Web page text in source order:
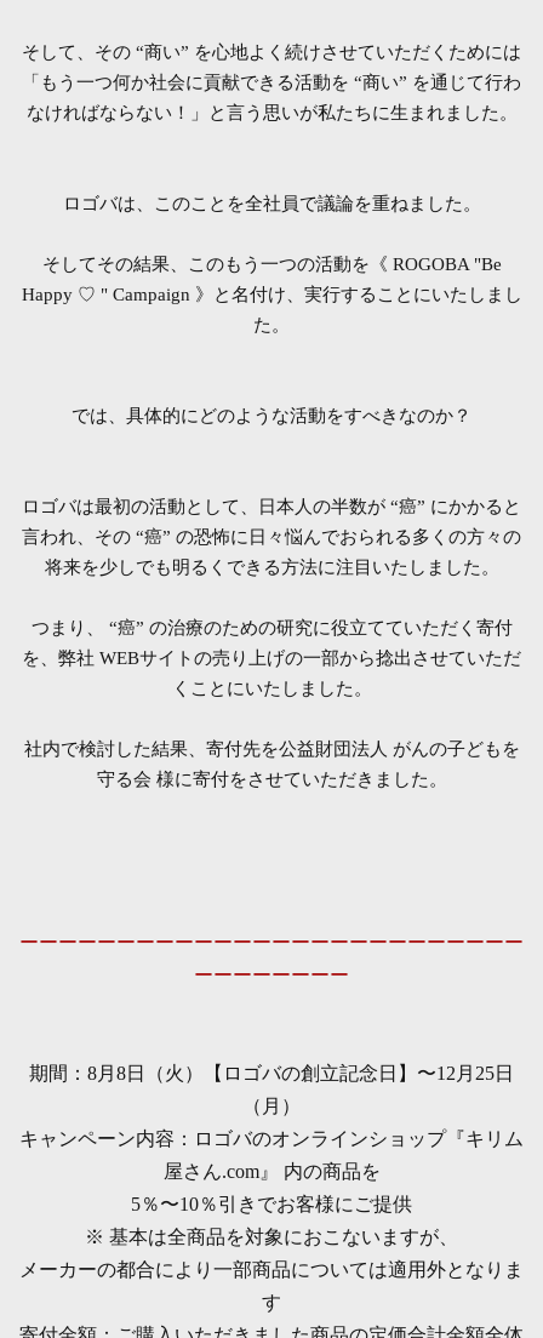
そして、その “商い” を心地よく続けさせていただくためには
「もう一つ何か社会に貢献できる活動を “商い” を通じて行わ
なければならない！」と言う思いが私たちに生まれました。
ロゴバは、このことを全社員で議論を重ねました。
そしてその結果、このもう一つの活動を《 ROGOBA "Be
Happy ♡ " Campaign 》と名付け、 実行することにいたしまし
た。
では、具体的にどのような活動をすべきなのか？
ロゴバは最初の活動として、日本人の半数が “癌” にかかると
言われ、その “癌” の恐怖に日々悩んでおられる多くの方々の
将来を少しでも明るくできる方法に注目いたしました。
つまり、 “癌” の治療のための研究に役立てていただく寄付
を、弊社 WEBサイトの売り上げの一部から捻出させていただ
くことにいたしました。
社内で検討した結果、寄付先を公益財団法人 がんの子どもを
守る会 様に寄付をさせていただきました。
ーーーーーーーーーーーーーーーーーーーーーーーーーー
ーーーーーーーー
期間：8月8日（火）【ロゴバの創立記念日】〜12月25日
（月）
キャンペーン内容：ロゴバのオンラインショップ『キリム
屋さん.com』 内の商品を
5％〜10％引きでお客様にご提供
※ 基本は全商品を対象におこないますが、
メーカーの都合により一部商品については適用外となりま
す